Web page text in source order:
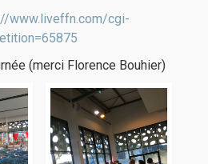
www.liveffn.com/cgi-
(merci Florence Bouhier)